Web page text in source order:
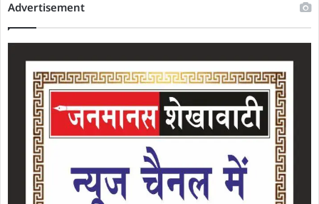
Advertisement